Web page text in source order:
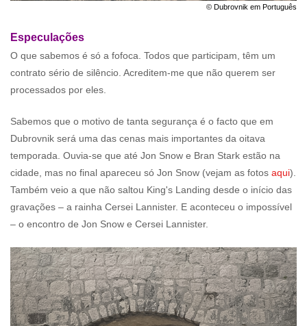
© Dubrovnik em Português
Especulações
O que sabemos é só a fofoca. Todos que participam, têm um
contrato sério de silêncio. Acreditem-me que não querem ser
processados por eles.
Sabemos que o motivo de tanta segurança é o facto que em
Dubrovnik será uma das cenas mais importantes da oitava
temporada. Ouvia-se que até Jon Snow e Bran Stark estão na
cidade, mas no final apareceu só Jon Snow (vejam as fotos aqui).
Também veio a que não saltou King's Landing desde o início das
gravações – a rainha Cersei Lannister. E aconteceu o impossível
– o encontro de Jon Snow e Cersei Lannister.